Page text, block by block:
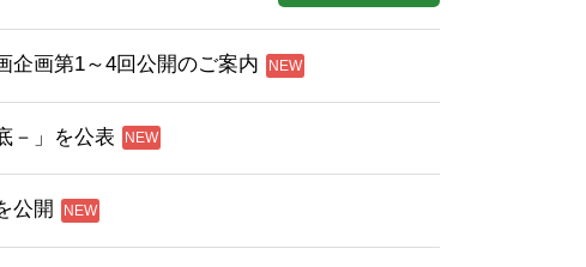
企画第1～4回公開のご案内
－」を公表
公開